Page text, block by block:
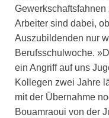
Arbeiter sind dabei,
Auszubildenden nur
Berufsschulwoche.
ein Angriff auf uns
Kollegen zwei Jahre
mit der Übernahme
Bouamraoui von der